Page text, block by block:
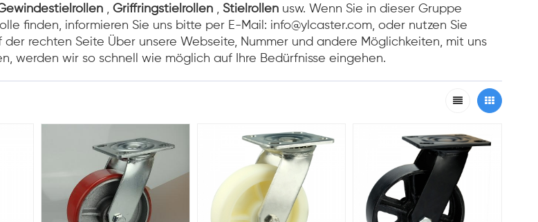
, Griffringstielrollen, Stielrollenusw. Wenn Sie in dieser Gruppe
finden, informieren Sie uns bitte per E-Mail: info@ylcaster.com, oder nutzen Sie
rechten Seite Über unsere Webseite, Nummer und andere Möglichkeiten, mit uns
werden wir so schnell wie möglich auf Ihre Bedürfnisse eingehen.